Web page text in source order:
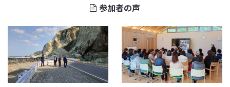
参加者の声